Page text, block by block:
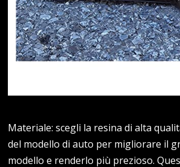
Materiale: scegli la resina di alta
del modello di auto per migliorare il
modello e renderlo più prezioso.